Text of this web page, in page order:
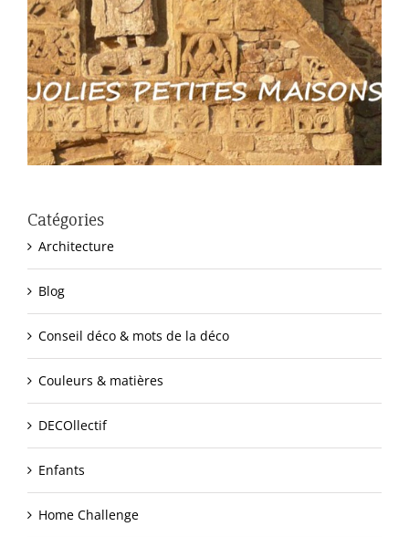
Catégories
Architecture
Blog
Conseil déco & mots de la déco
Couleurs & matières
DECOllectif
Enfants
Home Challenge